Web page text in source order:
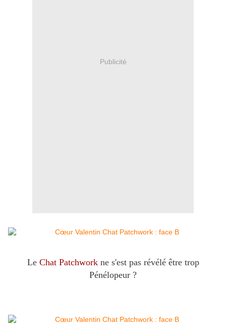
Publicité
Le Chat Patchwork ne s'est pas révélé être trop
Pénélopeur ?